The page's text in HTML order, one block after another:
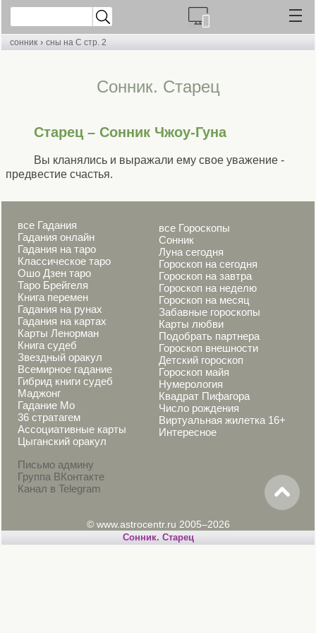
сонник › сны на С стр. 2
Сонник. Старец
Старец – Сонник Чжоу-Гуна
Вы кланялись и выражали ему свое уважение -
предвестие счастья.
все Гадания
Гадания онлайн
Гадания на таро
Классическое таро
Ошо Дзен таро
Таро Брейгеля
Книга перемен
Гадания на рунах
Гадания на картах
Карты Ленорман
Книга судеб
Звездный оракул
Всемирное гадание
Гибрид книги судеб
Маджонг
Гадание Мо
36 стратагем
Ассоциативные карты
Цыганский оракул
Письмо админу
Группа ВКонтакте
Канал в Telegram
все Гороскопы
Сонник
Луна сегодня
Гороскоп на сегодня
Гороскоп на завтра
Гороскоп на неделю
Гороскоп на месяц
Забавные гороскопы
Карты любви
Подобрать партнера
Гороскоп внешности
Детский гороскоп
Гороскоп майя
Нумерология
Квадрат Пифагора
Число рождения
Виртуальная жилетка 16+
Интересное
© www.astrocentr.ru 2005–2026
Сонник. Старец